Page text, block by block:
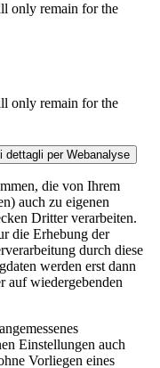
only remain for the
only remain for the
dettagli per Webanalyse
die von Ihrem
auch zu eigenen
Dritter verarbeiten.
die Erhebung der
durch diese
werden erst dann
auf wiedergebenden
Einstellungen auch
Vorliegen eines